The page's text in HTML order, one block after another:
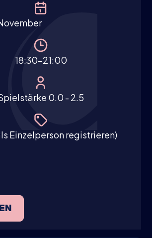
18:30-21:00
0.0 - 2.5
Einzelperson registrieren)